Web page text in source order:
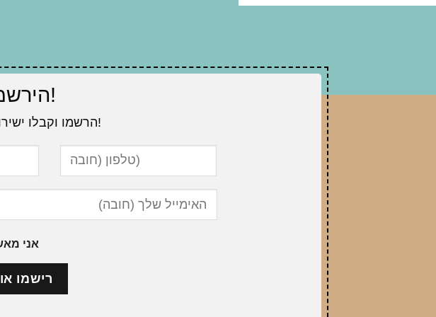
הירשמו לניוזלטר שלנו!
הרשמו וקבלו ישירות למייל הטבות ומבצעים מיוחדים!
אני